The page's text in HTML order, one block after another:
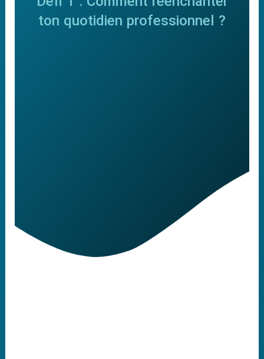
ton quotidien professionnel ?